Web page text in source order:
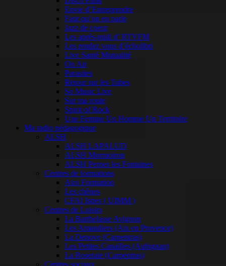
Envie d’Entreprendre
Faut qu’on en parle
Jazz de coeur
Les après-midi d’ RTVFM
Les rendez vous d’écholibri
Live Santé Mutualité
On Air
Parasites
Retour sur les Tubes
So Music Live
Sur ma route
Spirit of Rock
Une Femme Un Homme Un Territoire
Ma radio pédagogique
ALSH
ALSH LAPALUD
ALSH Mormoiron
ALSH Pernes les Fontaines
Centres de formations
Airo Formation
Les chênes
CFAI Istres ( UIMM )
Centres de Loisirs
La Barthelasse Avignon
Les Amandiers (Aix en Provence)
La Denove (Carpentras)
Les Petites Canailles (Aubignan)
La Roseraie (Carpentras)